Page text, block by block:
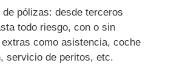
de pólizas: desde terceros
todo riesgo, con o sin
como asistencia, coche
servicio de peritos, etc.